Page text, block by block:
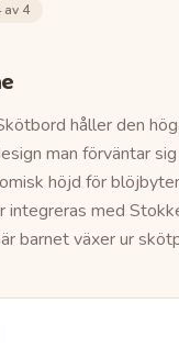
av 4
håller den
man förväntar
höjd för
integreras med
barnet växer ur